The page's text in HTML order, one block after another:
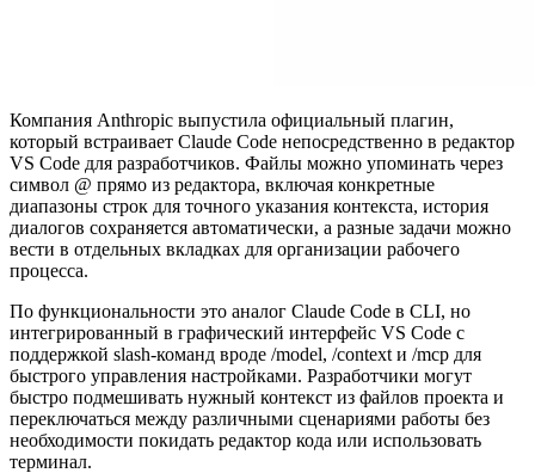
Компания Anthropic выпустила официальный плагин,
который встраивает Claude Code непосредственно в редактор
VS Code для разработчиков. Файлы можно упоминать через
символ @ прямо из редактора, включая конкретные
диапазоны строк для точного указания контекста, история
диалогов сохраняется автоматически, а разные задачи можно
вести в отдельных вкладках для организации рабочего
процесса.
По функциональности это аналог Claude Code в CLI, но
интегрированный в графический интерфейс VS Code с
поддержкой slash-команд вроде /model, /context и /mcp для
быстрого управления настройками. Разработчики могут
быстро подмешивать нужный контекст из файлов проекта и
переключаться между различными сценариями работы без
необходимости покидать редактор кода или использовать
терминал.